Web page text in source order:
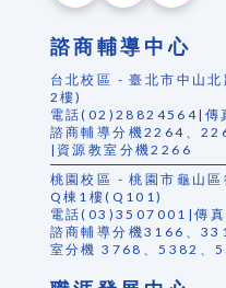
諮商輔導中心
台北校區 - 臺北市中山
2樓)
電話(02)28824564|
諮商輔導分機2264、
|資源教室分機2266
桃園校區 - 桃園市龜山
Q棟1樓(Q101)
電話(03)3507001|傳
諮商輔導分機3166、
室分機 3768、5382、